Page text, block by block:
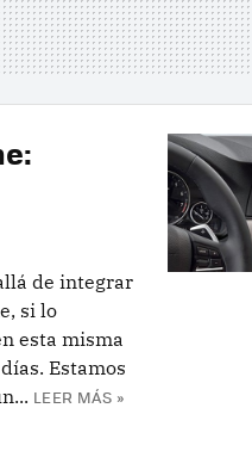
de integrar
si lo
esta misma
Estamos
LEER MÁS »